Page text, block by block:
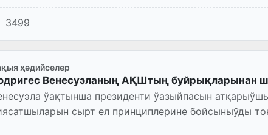
хабарнама жибергеннен...
3499
ҳәдийселер
Венесуэланың АҚШтың буйрықларынан
ўақтынша президенти ўазыйпасын
сырт ел принциплерине бойсыныўды